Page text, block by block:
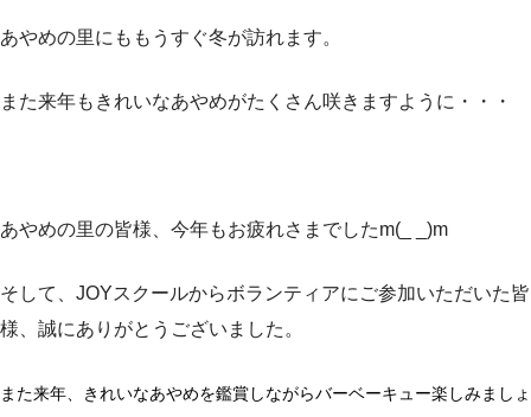
あやめの里にももうすぐ冬が訪れます。
また来年もきれいなあやめがたくさん咲きますように・・・
あやめの里の皆様、今年もお疲れさまでしたm(_ _)m
そして、JOYスクールからボランティアにご参加いただいた皆
様、誠にありがとうございました。
また来年、きれいなあやめを鑑賞しながらバーベーキュー楽しみましょ